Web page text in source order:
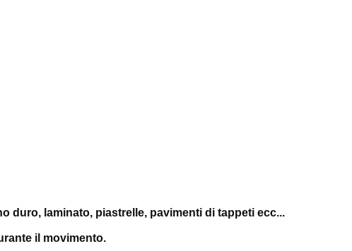
duro, laminato, piastrelle, pavimenti di tappeti ecc...
il movimento.